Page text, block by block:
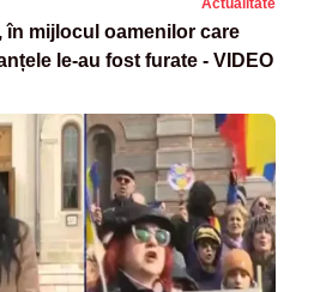
Actualitate
în mijlocul oamenilor care
le-au fost furate - VIDEO